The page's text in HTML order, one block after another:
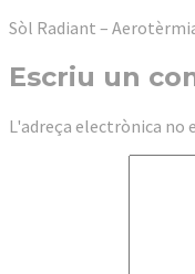
Sòl Radiant –
Escriu un
L'adreça electrònica no